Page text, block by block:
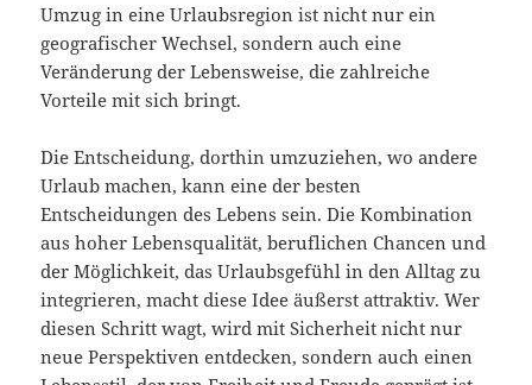
Umzug in eine Urlaubsregion ist nicht nur ein
geografischer Wechsel, sondern auch eine
Veränderung der Lebensweise, die zahlreiche
Vorteile mit sich bringt.
Die Entscheidung, dorthin umzuziehen, wo andere
Urlaub machen, kann eine der besten
Entscheidungen des Lebens sein. Die Kombination
aus hoher Lebensqualität, beruflichen Chancen und
der Möglichkeit, das Urlaubsgefühl in den Alltag zu
integrieren, macht diese Idee äußerst attraktiv. Wer
diesen Schritt wagt, wird mit Sicherheit nicht nur
neue Perspektiven entdecken, sondern auch einen